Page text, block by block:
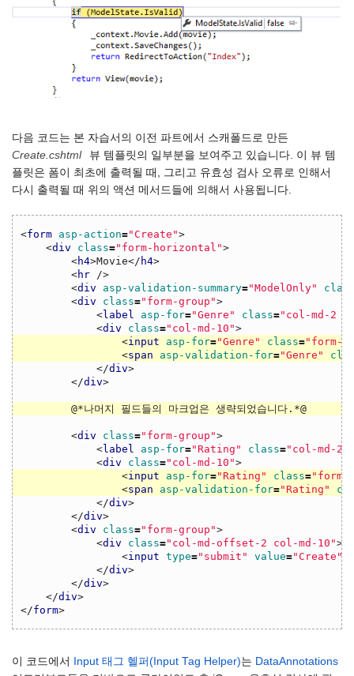
다음 코드는 본 자습서의 이전 파트에서 스캐폴드로 만든
Create.cshtml
뷰 템플릿의 일부분을 보여주고 있습니다. 이 뷰 템
플릿은 폼이 최초에 출력될 때, 그리고 유효성 검사 오류로 인해서
다시 출력될 때 위의 액션 메서드들에 의해서 사용됩니다.
<form asp-action="Create">
<div class="form-horizontal">
<h4>Movie</ h4>
<hr />
<div asp-validation-summary="ModelOnly"
<div class="form-group">
<label asp-for="Genre" class="col-md-2
<div class="col-md-10">
<input asp-for="Genre" class="form-
<span asp-validation-for="Genre"
</div>
</div>
<div class="form-group">
<label asp-for="Rating" class="col-md-2
<div class="col-md-10">
<input asp-for="Rating" class=
<span asp-validation-for="Rating"
</div>
</div>
<div class="form-group">
<div class="col-md-offset-2 col-md-10">
<input type="submit" value="Create"
</div>
</div>
</div>
</form>
이 코드에서 Input 태그 헬퍼(Input Tag Helper)는 DataAnnotations